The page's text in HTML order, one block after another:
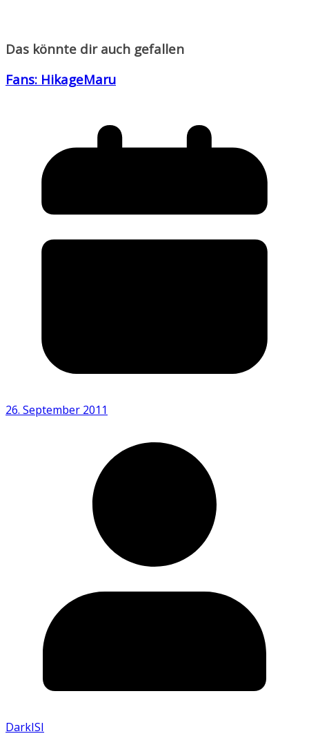
Das könnte dir auch gefallen
Fans: HikageMaru
26. September 2011
DarkISI